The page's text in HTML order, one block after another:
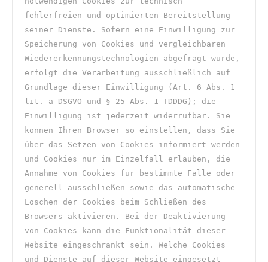
fehlerfreien und optimierten Bereitstellung
seiner Dienste. Sofern eine Einwilligung zur
Speicherung von Cookies und vergleichbaren
Wiedererkennungstechnologien abgefragt wurde,
erfolgt die Verarbeitung ausschließlich auf
Grundlage dieser Einwilligung (Art. 6 Abs. 1
lit. a DSGVO und § 25 Abs. 1 TDDDG); die
Einwilligung ist jederzeit widerrufbar. Sie
können Ihren Browser so einstellen, dass Sie
über das Setzen von Cookies informiert werden
und Cookies nur im Einzelfall erlauben, die
Annahme von Cookies für bestimmte Fälle oder
generell ausschließen sowie das automatische
Löschen der Cookies beim Schließen des
Browsers aktivieren. Bei der Deaktivierung
von Cookies kann die Funktionalität dieser
Website eingeschränkt sein. Welche Cookies
und Dienste auf dieser Website eingesetzt